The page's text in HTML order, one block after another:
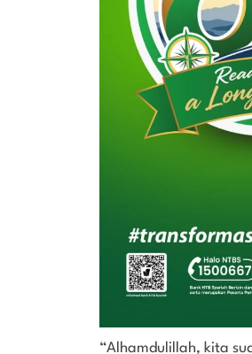
“Alhamdulillah, kita